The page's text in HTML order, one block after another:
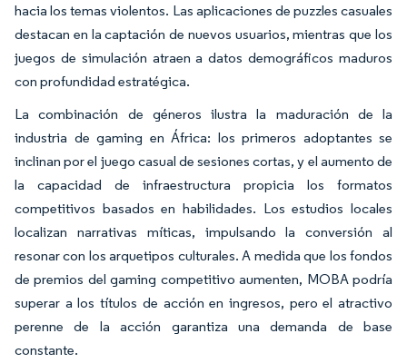
hacia los temas violentos. Las aplicaciones de puzzles casuales
destacan en la captación de nuevos usuarios, mientras que los
juegos de simulación atraen a datos demográficos maduros
con profundidad estratégica.
La combinación de géneros ilustra la maduración de la
industria de gaming en África: los primeros adoptantes se
inclinan por el juego casual de sesiones cortas, y el aumento de
la capacidad de infraestructura propicia los formatos
competitivos basados en habilidades. Los estudios locales
localizan narrativas míticas, impulsando la conversión al
resonar con los arquetipos culturales. A medida que los fondos
de premios del gaming competitivo aumenten, MOBA podría
superar a los títulos de acción en ingresos, pero el atractivo
perenne de la acción garantiza una demanda de base
constante.